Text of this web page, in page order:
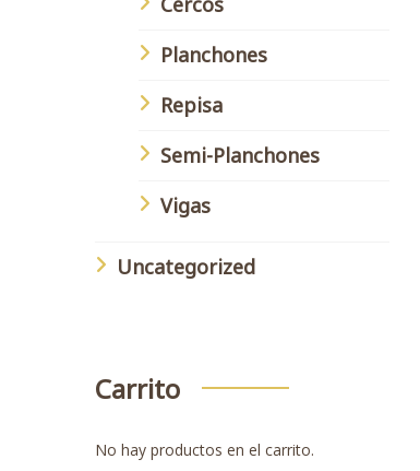
Planchones
Repisa
Semi-Planchones
Vigas
Uncategorized
Carrito
No hay productos en el carrito.